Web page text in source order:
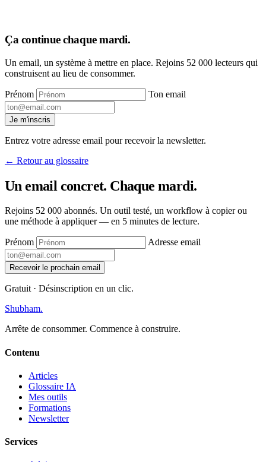
Ça continue chaque mardi.
Un email, un système à mettre en place. Rejoins 52 000 lecteurs qui
construisent au lieu de consommer.
Prénom Ton email
Je m'inscris
Entrez votre adresse email pour recevoir la newsletter.
← Retour au glossaire
Un email concret. Chaque mardi.
Rejoins 52 000 abonnés. Un outil testé, un workflow à copier ou
une méthode à appliquer — en 5 minutes de lecture.
Prénom Adresse email
Recevoir le prochain email
Gratuit · Désinscription en un clic.
Shubham.
Arrête de consommer. Commence à construire.
Contenu
Articles
Glossaire IA
Mes outils
Formations
Newsletter
Services